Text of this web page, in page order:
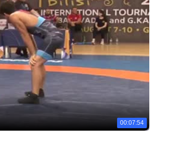
00:07:54